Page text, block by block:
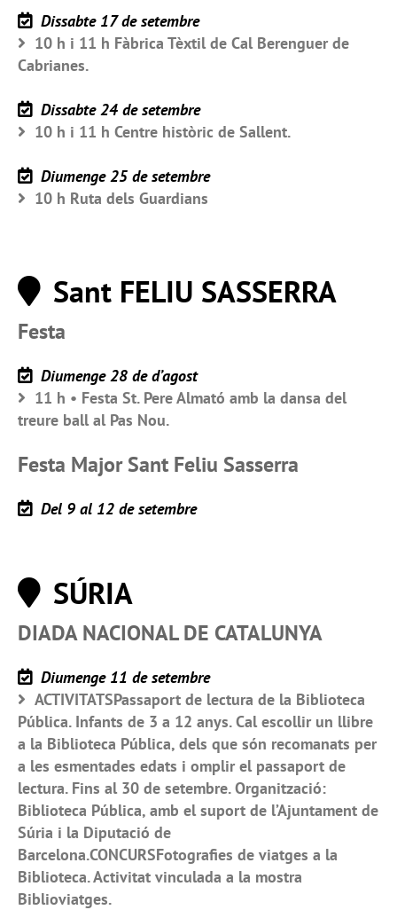
Dissabte 17 de setembre
10 h i 11 h Fàbrica Tèxtil de Cal Berenguer de
Cabrianes.
Dissabte 24 de setembre
10 h i 11 h Centre històric de Sallent.
Diumenge 25 de setembre
10 h Ruta dels Guardians
Sant FELIU SASSERRA
Festa
Diumenge 28 de d’agost
11 h • Festa St. Pere Almató amb la dansa del
treure ball al Pas Nou.
Festa Major Sant Feliu Sasserra
Del 9 al 12 de setembre
SÚRIA
DIADA NACIONAL DE CATALUNYA
Diumenge 11 de setembre
ACTIVITATSPassaport de lectura de la Biblioteca
Pública. Infants de 3 a 12 anys. Cal escollir un llibre
a la Biblioteca Pública, dels que són recomanats per
a les esmentades edats i omplir el passaport de
lectura. Fins al 30 de setembre. Organització:
Biblioteca Pública, amb el suport de l’Ajuntament de
Súria i la Diputació de
Barcelona.CONCURSFotografies de viatges a la
Biblioteca. Activitat vinculada a la mostra
Biblioviatges.